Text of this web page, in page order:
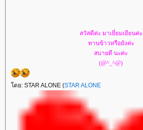
สวัสดีค่ะ มาเยี่ยมเยียนค่ะ
ทานข้าวหรือยังค่ะ
สบายดี นะค่ะ
(@^_^@)
ดย: STAR ALONE (STAR ALONE